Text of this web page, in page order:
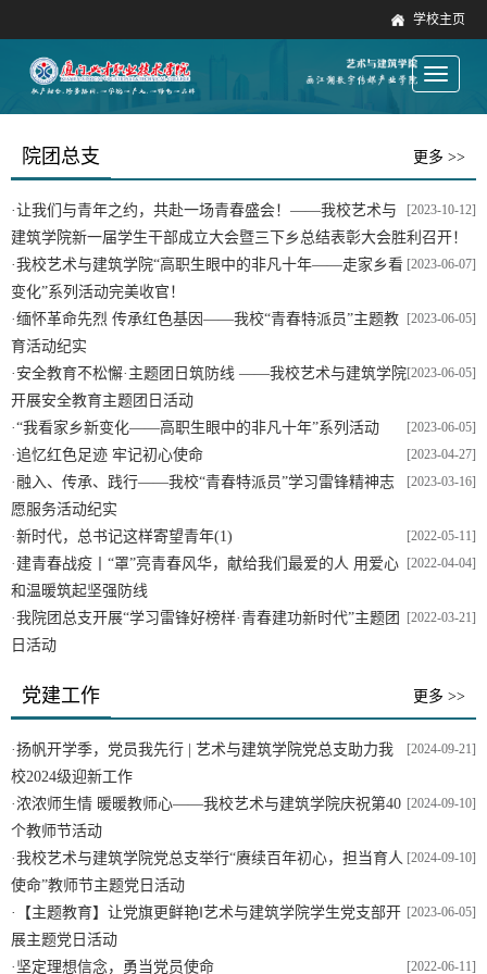
学校主页
Toggle
院团总支 更多 >>
[2023-10-12]
·让我们与青年之约，共赴一场青春盛会！——我校艺术与
建筑学院新一届学生干部成立大会暨三下乡总结表彰大会胜利召开！
[2023-06-07]
·我校艺术与建筑学院“高职生眼中的非凡十年——走家乡看
变化”系列活动完美收官！
[2023-06-05]
·缅怀革命先烈 传承红色基因——我校“青春特派员”主题教
育活动纪实
[2023-06-05]
· 安全教育不松懈·主题团日筑防线 ——我校艺术与建筑学院
开展安全教育主题团日活动
[2023-06-05]
·“我看家乡新变化——高职生眼中的非凡十年”系列活动
[2023-04-27]
·追忆红色足迹 牢记初心使命
[2023-03-16]
· 融入、传承、践行——我校“青春特派员”学习雷锋精神志
愿服务活动纪实
[2022-05-11]
·新时代，总书记这样寄望青年(1)
[2022-04-04]
· 建青春战疫丨“罩”亮青春风华，献给我们最爱的人 用爱心
和温暖筑起坚强防线
[2022-03-21]
·我院团总支开展“学习雷锋好榜样·青春建功新时代”主题团
日活动
党建工作 更多 >>
[2024-09-21]
·扬帆开学季，党员我先行 | 艺术与建筑学院党总支助力我
校2024级迎新工作
[2024-09-10]
·​浓浓师生情 暖暖教师心——我校艺术与建筑学院庆祝第40
个教师节活动
[2024-09-10]
·我校艺术与建筑学院党总支举行“赓续百年初心，担当育人
使命”教师节主题党日活动
[2023-06-05]
·
【主题教育】让党旗更鲜艳‖艺术与建筑学院学生党支部开
展主题党日活动
[2022-06-11]
· 坚定理想信念，勇当党员使命